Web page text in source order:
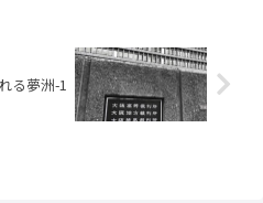
る夢洲-1